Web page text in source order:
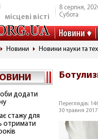
місцеві вісті
8 серпня,
Субота
Новини
Новини Новини науки та
додати
стажу для
отримати
Переглядів:
30 травня 2017